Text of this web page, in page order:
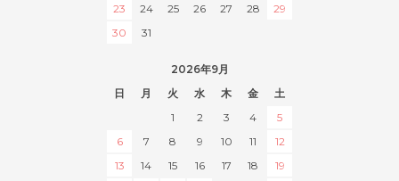
23
24 25 26 27 28
29
30
31
2026年9月
日
月 火 水 木 金
土
1
2 3 4
5
6
7 8 9 10 11
12
13
14 15 16 17 18
19